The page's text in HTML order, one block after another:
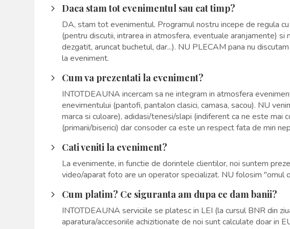
arrow_forward_ios Daca stam tot evenimentul sau cat timp?
DA, stam tot evenimentul. Programul nostru incepe de regula
(pentru discutii, intrarea in atmosfera, eventuale aranjamente)
dezgatit, aruncat buchetul, dar...). NU PLECAM pana nu
la eveniment.
arrow_forward_ios Cum va prezentati la eveniment?
INTOTDEAUNA incercam sa ne integram in atmosfera
enevimentului (pantofi, pantalon clasici, camasa, sacou). NU
marca si culoare), adidasi/tenesi/slapi (indiferent ca ne este
(primarii/biserici) dar consoder ca este un respect fata de miri
arrow_forward_ios Cati veniti la eveniment?
La evenimente, in functie de dorintele clientilor, noi suntem
video/aparat foto are un operator specializat. NU folosim "omul
arrow_forward_ios Cum platim? Ce siguranta am dupa ce dam banii?
INTOTDEAUNA serviciile se platesc in LEI (la cursul BNR din
aparatura/accesoriile achizitionate de noi sunt calculate doar in